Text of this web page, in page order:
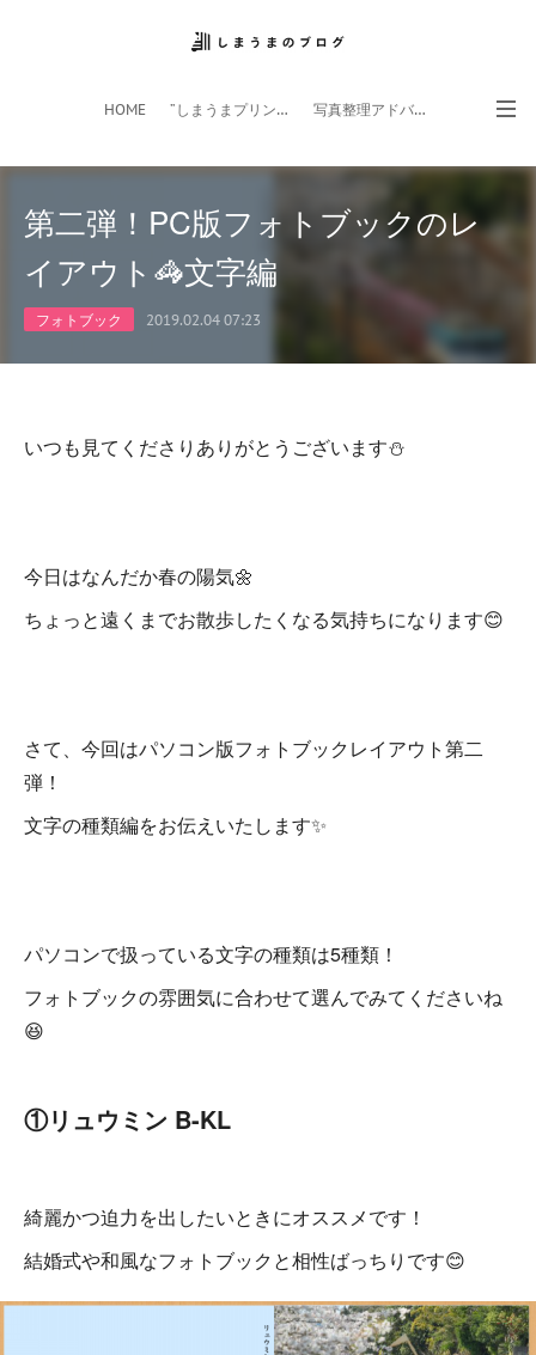
HOME ”しまうまプリント”サイト 写真整理アドバイザー
スマホアプリ
第二弾！PC版フォトブックのレ
イアウト🦓文字編
フォトブック 2019.02.04 07:23
いつも見てくださりありがとうございます⛄
今日はなんだか春の陽気🌼
ちょっと遠くまでお散歩したくなる気持ちになります😊
さて、今回はパソコン版フォトブックレイアウト第二
弾！
文字の種類編をお伝えいたします✨
パソコンで扱っている文字の種類は5種類！
フォトブックの雰囲気に合わせて選んでみてくださいね
😆
①リュウミン B-KL
綺麗かつ迫力を出したいときにオススメです！
結婚式や和風なフォトブックと相性ばっちりです😊